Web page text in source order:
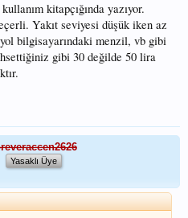
kitapçığında yazıyor.
Yakıt seviyesi düşük iken az
yol bilgisayarındaki menzil, vb gibi
gibi 30 değilde 50 lira
Yasaklı Üye